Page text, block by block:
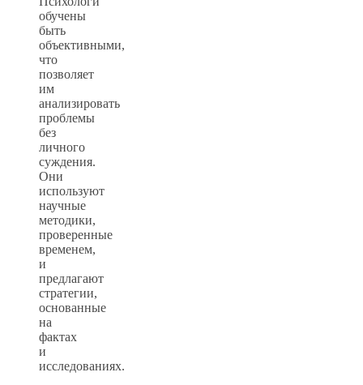
обучены
быть
объективными,
что
позволяет
им
анализировать
проблемы
без
личного
суждения.
Они
используют
научные
методики,
проверенные
временем,
и
предлагают
стратегии,
основанные
на
фактах
и
исследованиях.